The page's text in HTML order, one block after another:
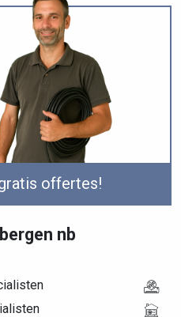
offertes!
nb